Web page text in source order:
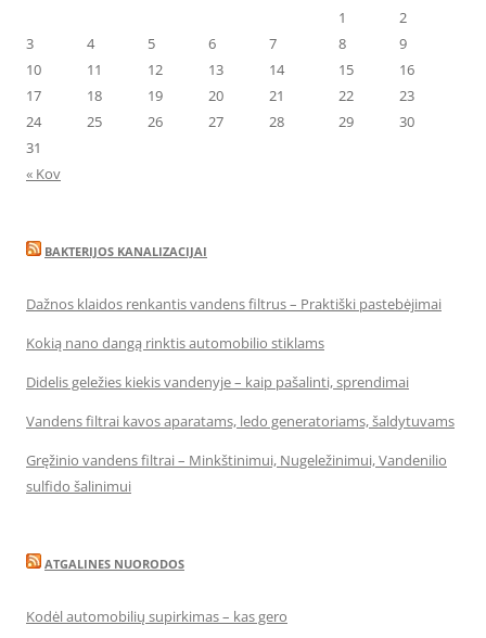
1
2
3
4 5 6 7 8
9
10
11 12 13 14 15
16
17
18 19 20 21 22
23
24
25 26 27 28 29
30
31
« Kov
BAKTERIJOS KANALIZACIJAI
Dažnos klaidos renkantis vandens filtrus – Praktiški pastebėjimai
Kokią nano dangą rinktis automobilio stiklams
Didelis geležies kiekis vandenyje – kaip pašalinti, sprendimai
Vandens filtrai kavos aparatams, ledo generatoriams, šaldytuvams
Gręžinio vandens filtrai – Minkštinimui, Nugeležinimui, Vandenilio
sulfido šalinimui
ATGALINES NUORODOS
Kodėl automobilių supirkimas – kas gero